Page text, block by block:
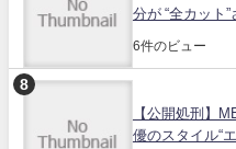
分が “全カット
6件のビュー
【公開処刑】
優のスタイル“